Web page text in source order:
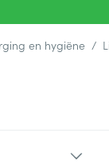
en hygiëne /